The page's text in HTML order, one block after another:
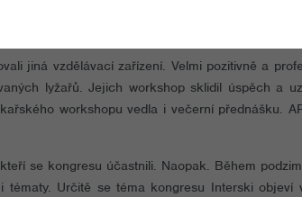
úspěšně odprezentované workshopy na
to byla celkem intenzivní bulharská jízda.
jiná vzdělávací zařízení. Velmi pozitivně a
lyžařů. Jejich workshop sklidil úspěch a
workshopu vedla i večerní přednášku.
se kongresu účastnili. Naopak. Během
tématy. Určitě se téma kongresu Interski